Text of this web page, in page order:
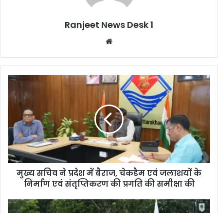
Ranjeet News Desk 1
te
मुख्य सचिव ने प्रदेश में बैराज, चेकडैम एवं जलाशयों के
निर्माण एवं संतृप्तिकरण की प्रगति की समीक्षा की